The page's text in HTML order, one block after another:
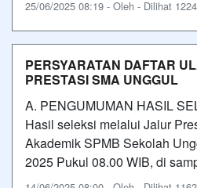
25/06/2025 08:19 - Oleh - Dilihat
PERSYARATAN DAFTAR
PRESTASI SMA UNGGUL
A. PENGUMUMAN HASIL
Hasil seleksi melalui Jalur
Akademik SPMB Sekolah
2025 Pukul 08.00 WIB, di